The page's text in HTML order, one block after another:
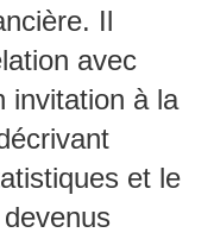
Il
avec
invitation à la
et le